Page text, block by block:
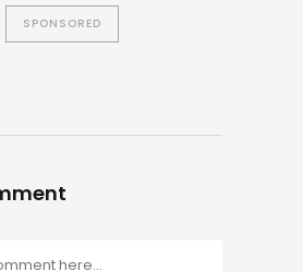
SPONSORED